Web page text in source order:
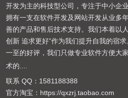
开发为主的科技型公司，专注于中小企
拥有一支在软件开发及网站开发从业多
善的产品和售后技术支持。我们本着以
创新 追求更好”作为我们提升自我的宿
一至的好评，我们只做专业软件方便大
术的....
联系 QQ： 1581188388
官方淘宝： https://qxzrj.taobao.com